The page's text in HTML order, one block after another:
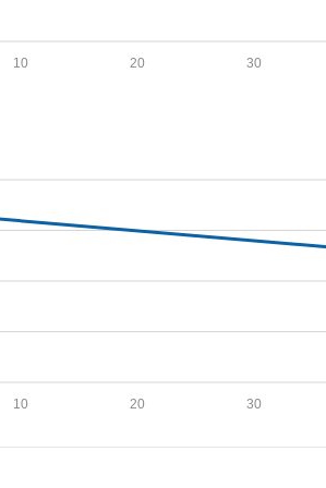
30
20
10
30
20
10